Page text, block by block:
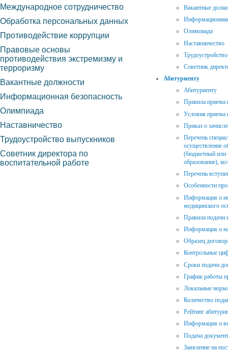
Вакантные
Информационная
Олимпиада
Наставничество
Советник
Абитуриенту
Абитуриенту
Правила приема
Условия приема
Приказ о
Перечень
осуществление
(бюджетный или
образование),
Перечень
Особенности
Информация о
медицинского
Правила подачи
Информация о
Образец
Контрольные
Сроки подачи
График работы
Локальные
Количество
Рейтинг
Информация о
Подача
Заявление на
Международное сотрудничество
Обработка персональных данных
Противодействие коррупции
Правовые основы
противодействия экстремизму и
терроризму
Вакантные должности
Информационная безопасность
Олимпиада
Наставничество
Трудоустройство выпускников
Советник директора по
воспитательной работе